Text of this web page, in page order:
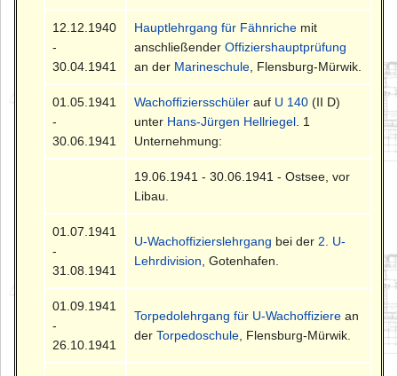
12.12.1940
-
30.04.1941
Hauptlehrgang für Fähnriche mit
anschließenderOffiziershauptprüfung
an der Marineschule , Flensburg-Mürwik.
01.05.1941
-
30.06.1941
Wachoffiziersschüler auf U 140 (II D)
unter Hans-Jürgen Hellriegel . 1
Unternehmung:
19.06.1941 - 30.06.1941 - Ostsee, vor
Libau.
01.07.1941
-
31.08.1941
U-Wachoffizierslehrgang bei der 2. U-
Lehrdivision , Gotenhafen.
01.09.1941
-
26.10.1941
Torpedolehrgang für U-Wachoffiziere an
derTorpedoschule , Flensburg-Mürwik.